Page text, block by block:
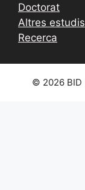
Doctorat
Altres estudis
Recerca
© 2026 BID